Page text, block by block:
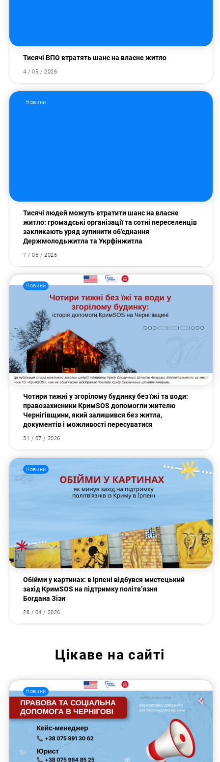
Тисячі ВПО втратять шанс на власне житло
4 / 05 / 2026
Новини
Тисячі людей можуть втратити шанс на власне
житло: громадські організації та сотні переселенців
закликають уряд зупинити об’єднання
Держмолодьжитла та Укрфінжитла
7 / 05 / 2026
Новини
Чотири тижні у згорілому будинку без їжі та води:
правозахисники КримSOS допомогли жителю
Чернігівщини, який залишився без житла,
документів і можливості пересуватися
31 / 07 / 2026
Новини
Обійми у картинах: в Ірпені відбувся мистецький
захід КримSOS на підтримку політв’язня
Богдана Зізи
28 / 04 / 2026
Цікаве на сайті
Новини